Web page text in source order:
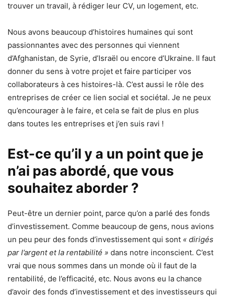
trouver un travail, à rédiger leur CV, un logement, etc.
Nous avons beaucoup d’histoires humaines qui sont
passionnantes avec des personnes qui viennent
d’Afghanistan, de Syrie, d’Israël ou encore d’Ukraine. Il faut
donner du sens à votre projet et faire participer vos
collaborateurs à ces histoires-là. C’est aussi le rôle des
entreprises de créer ce lien social et sociétal. Je ne peux
qu’encourager à le faire, et cela se fait de plus en plus
dans toutes les entreprises et j’en suis ravi !
Est-ce qu’il y a un point que je
n’ai pas abordé, que vous
souhaitez aborder ?
Peut-être un dernier point, parce qu’on a parlé des fonds
d’investissement. Comme beaucoup de gens, nous avions
un peu peur des fonds d’investissement qui sont « dirigés
par l’argent et la rentabilité » dans notre inconscient. C’est
vrai que nous sommes dans un monde où il faut de la
rentabilité, de l’efficacité, etc. Nous avons eu la chance
d’avoir des fonds d’investissement et des investisseurs qui